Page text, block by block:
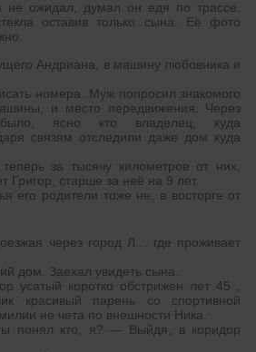
не ожидал, думал он едя по трассе.
оставив только сына. Её фото
Андриана, в машину любовника и
номера. Муж попросил знакомого
и место передвижения. Через
ясно кто владелец, куда
связям отследили даже дом куда
за тысячу километров от них,
Григор, старше за неё на 9 лет.
его родители тоже не, в восторге от
через город Л… где проживает
дом. Заехал увидеть сына.
усатый коротко обстрижен лет 45 ,
красивый парень со спортивной
не чета по внешности Ника.
понял кто, я? — Выйдя, в коридор